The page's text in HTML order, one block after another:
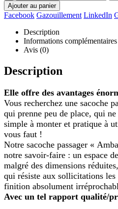
Ajouter au panier
Facebook Gazouillement LinkedIn
Description
Informations complémentaires
Avis (0)
Description
Elle offre des avantages
Vous recherchez une sacoche
qui prenne peu de place, qui
simple à monter et pratique à
vous faut !
Notre sacoche passager «
notre savoir-faire : un espace
malgré des dimensions
qui résiste aux sollicitations
finition absolument
Avec un tel rapport qualité/